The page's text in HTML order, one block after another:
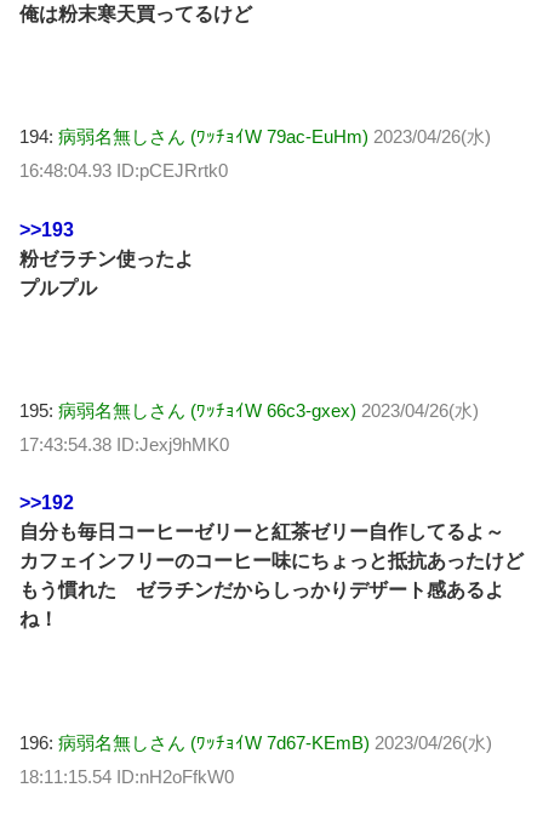
俺は粉末寒天買ってるけど
194: 病弱名無しさん (ﾜｯﾁｮｲW 79ac-EuHm) 2023/04/26(水)
16:48:04.93 ID:pCEJRrtk0
>>193
粉ゼラチン使ったよ
プルプル
195: 病弱名無しさん (ﾜｯﾁｮｲW 66c3-gxex) 2023/04/26(水)
17:43:54.38 ID:Jexj9hMK0
>>192
自分も毎日コーヒーゼリーと紅茶ゼリー自作してるよ～
カフェインフリーのコーヒー味にちょっと抵抗あったけど
もう慣れた ゼラチンだからしっかりデザート感あるよ
ね！
196: 病弱名無しさん (ﾜｯﾁｮｲW 7d67-KEmB) 2023/04/26(水)
18:11:15.54 ID:nH2oFfkW0